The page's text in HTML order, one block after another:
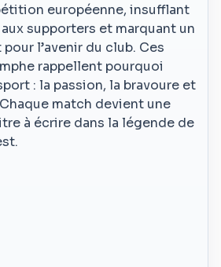
européenne, insufflant
supporters et marquant un
l’avenir du club. Ces
rappellent pourquoi
: la passion, la bravoure et
match devient une
à écrire dans la légende de